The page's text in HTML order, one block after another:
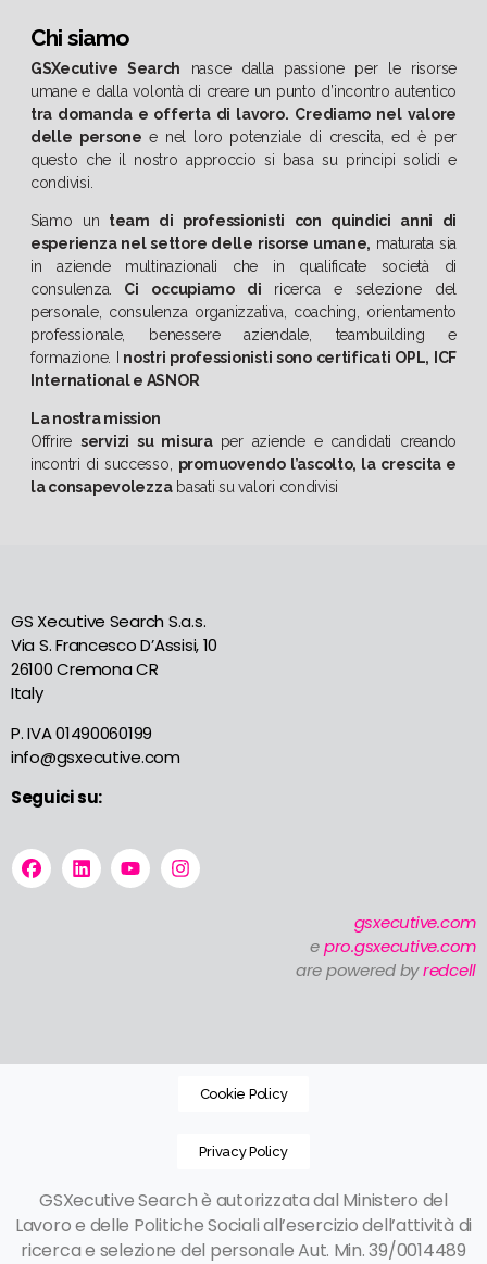
Chi siamo
GSXecutive Search nasce dalla passione per le risorse
umane e dalla volontà di creare un punto d’incontro autentico
tra domanda e offerta di lavoro. Crediamo nel valore
delle personee nel loro potenziale di crescita, ed è per
questo che il nostro approccio si basa su principi solidi e
condivisi.
Siamo un team di professionisti con quindici anni di
esperienza nel settore delle risorse umane, maturata sia
in aziende multinazionali che in qualificate società di
consulenza.
Ci occupiamo di ricerca e selezione del
personale, consulenza organizzativa, coaching, orientamento
professionale, benessere aziendale, teambuilding e
formazione. I
nostri professionisti sono certificati OPL, ICF
International e ASNOR
La nostra mission
Offrireservizi su misura per aziende e candidati creando
incontri di successo, promuovendo l’ascolto, la crescita e
la consapevolezzabasati su valori condivisi
GS Xecutive Search S.a.s.
Via S. Francesco D’Assisi, 10
26100 Cremona CR
Italy
P. IVA 01490060199
info@gsxecutive.com
Seguici su:
gsxecutive.com
epro.gsxecutive.com
are powered byredcell
Cookie Policy
Privacy Policy
GSXecutive Search è autorizzata dal Ministero del
Lavoro e delle Politiche Sociali all’esercizio dell’attività di
ricerca e selezione del personale Aut. Min. 39/0014489